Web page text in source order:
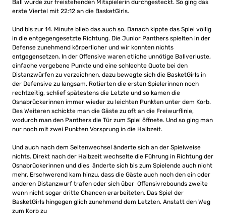
Ball wurde zur freistehenden Mitspielerin durchgesteckt. So ging das
erste Viertel mit 22:12 an die BasketGirls.
Und bis zur 14. Minute blieb das auch so. Danach kippte das Spiel völlig
in die entgegengesetzte Richtung. Die Junior Panthers spielten in der
Defense zunehmend körperlicher und wir konnten nichts
entgegensetzen. In der Offensive waren etliche unnötige Ballverluste,
einfache vergebene Punkte und eine schlechte Quote bei den
Distanzwürfen zu verzeichnen, dazu bewegte sich die BasketGirls in
der Defensive zu langsam. Rotierten die ersten Spielerinnen noch
rechtzeitig, schlief spätestens die Letzte und so kamen die
Osnabrückerinnen immer wieder zu leichten Punkten unter dem Korb.
Des Weiteren schickte man die Gäste zu oft an die Freiwurflinie,
wodurch man den Panthers die Tür zum Spiel öffnete. Und so ging man
nur noch mit zwei Punkten Vorsprung in die Halbzeit.
Und auch nach dem Seitenwechsel änderte sich an der Spielweise
nichts. Direkt nach der Halbzeit wechselte die Führung in Richtung der
Osnabrückerinnen und dies änderte sich bis zum Spielende auch nicht
mehr. Erschwerend kam hinzu, dass die Gäste auch noch den ein oder
anderen Distanzwurf trafen oder sich über Offensivrebounds zweite
wenn nicht sogar dritte Chancen erarbeiteten. Das Spiel der
BasketGirls hingegen glich zunehmend dem Letzten. Anstatt den Weg
zum Korb zu